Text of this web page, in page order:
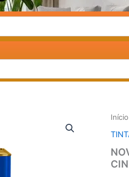
Início
NOVA
PISO
-
MAIS